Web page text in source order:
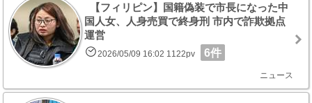
【フィリピン】国籍偽装で市長になった中
国人女、人身売買で終身刑 市内で詐欺拠点
運営
2026/05/09 16:02 1122pv 6件
ニュース